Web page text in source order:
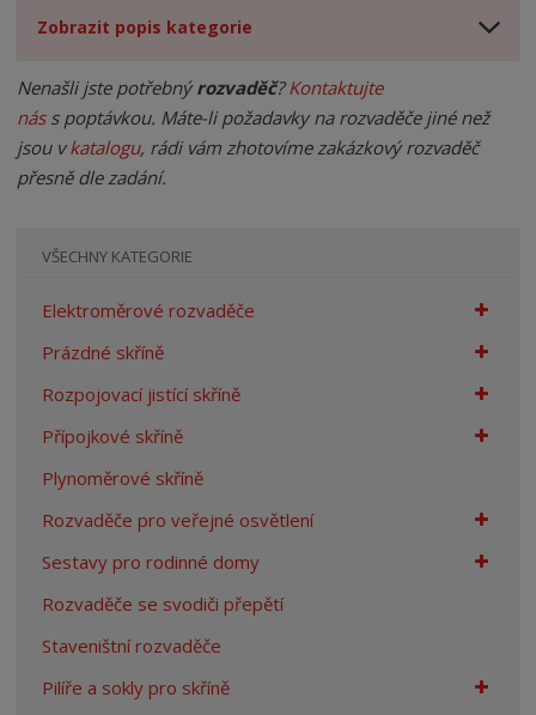
s
r
a
Zobrazit popis kategorie
Nenašli jste potřebný rozvaděč?Kontaktujte
náss poptávkou. Máte-li požadavky na rozvaděče jiné než
jsou vkatalogu, rádi vám zhotovíme zakázkový rozvaděč
přesně dle zadání.
VŠECHNY KATEGORIE
Elektroměrové rozvaděče
Prázdné skříně
Rozpojovací jistící skříně
Přípojkové skříně
Plynoměrové skříně
Rozvaděče pro veřejné osvětlení
Sestavy pro rodinné domy
Rozvaděče se svodiči přepětí
Staveništní rozvaděče
Pilíře a sokly pro skříně